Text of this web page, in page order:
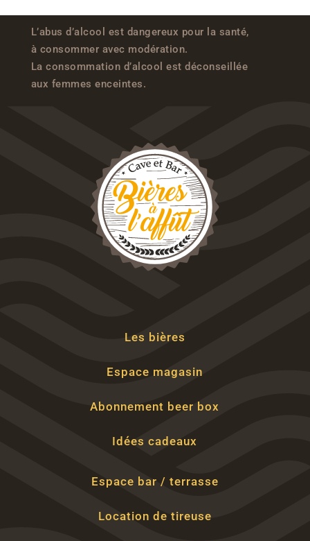
L’abus d’alcool est dangereux pour la santé,
à consommer avec modération.
La consommation d’alcool est déconseillée
aux femmes enceintes.
Les bières
Espace magasin
Abonnement beer box
Idées cadeaux
Espace bar / terrasse
Location de tireuse